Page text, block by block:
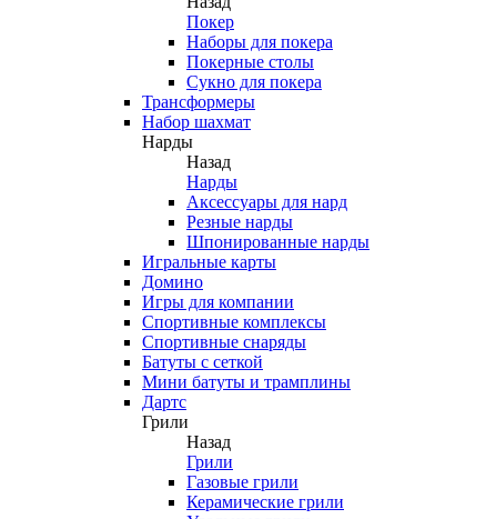
Покер
Наборы для покера
Покерные столы
Сукно для покера
Трансформеры
Набор шахмат
Нарды
Назад
Нарды
Аксессуары для нард
Резные нарды
Шпонированные нарды
Игральные карты
Домино
Игры для компании
Спортивные комплексы
Спортивные снаряды
Батуты с сеткой
Мини батуты и трамплины
Дартс
Грили
Назад
Грили
Газовые грили
Керамические грили